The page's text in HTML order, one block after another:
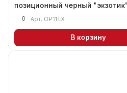
позиционный черный "экзотик"
0 Арт. OP11EX
В корзину